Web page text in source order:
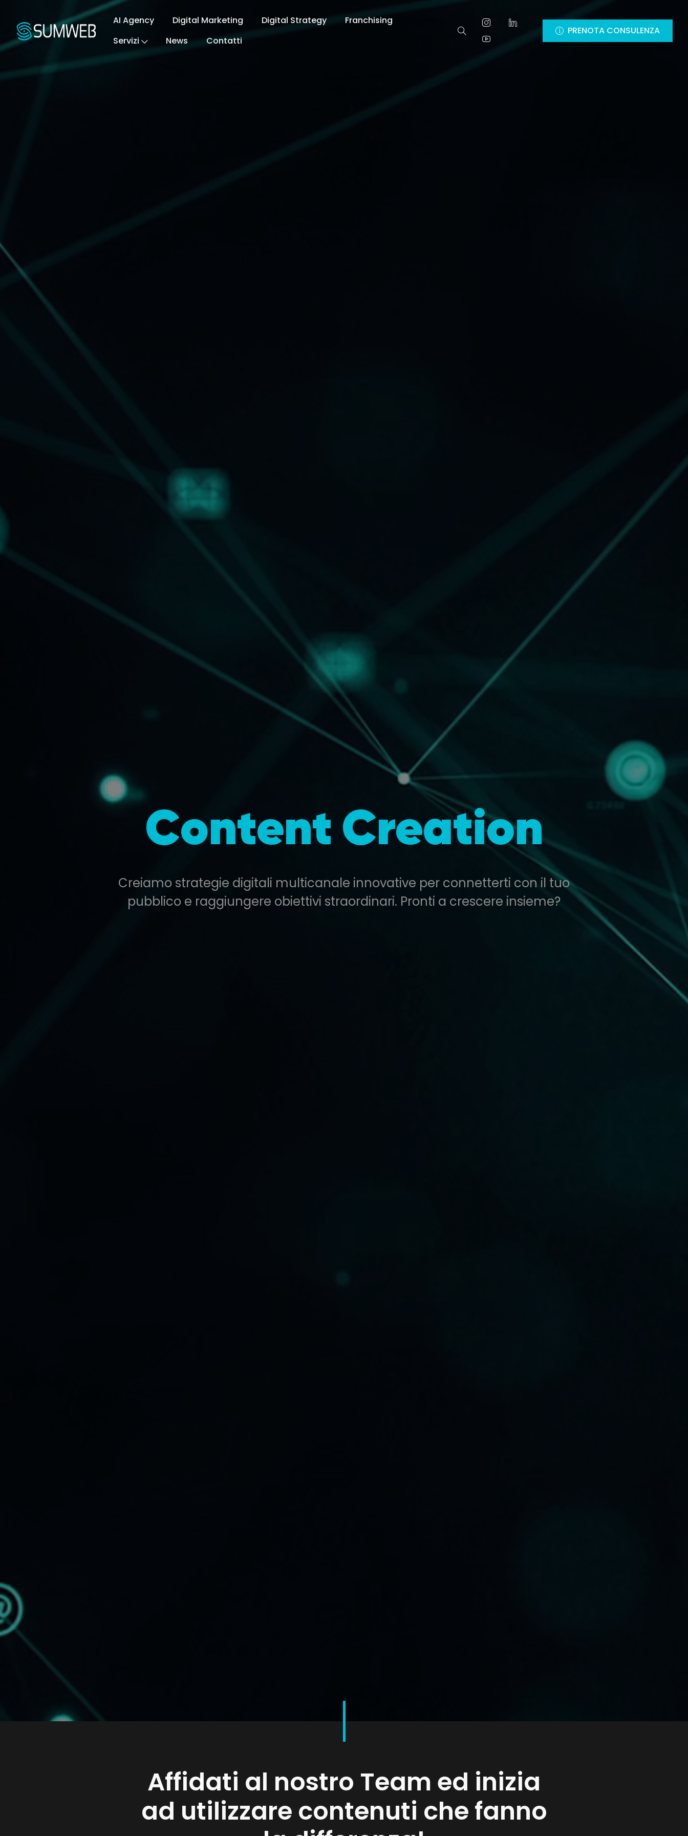
AI Agency Digital Marketing Digital Strategy
Franchising
Servizi
News Contatti
PRENOTA CONSULENZA
Content Creation
Creiamo strategie digitali multicanale innovative per connetterti con il tuo
pubblico e raggiungere obiettivi straordinari. Pronti a crescere insieme?
Affidati al nostro Team ed inizia
ad utilizzare contenuti che fanno